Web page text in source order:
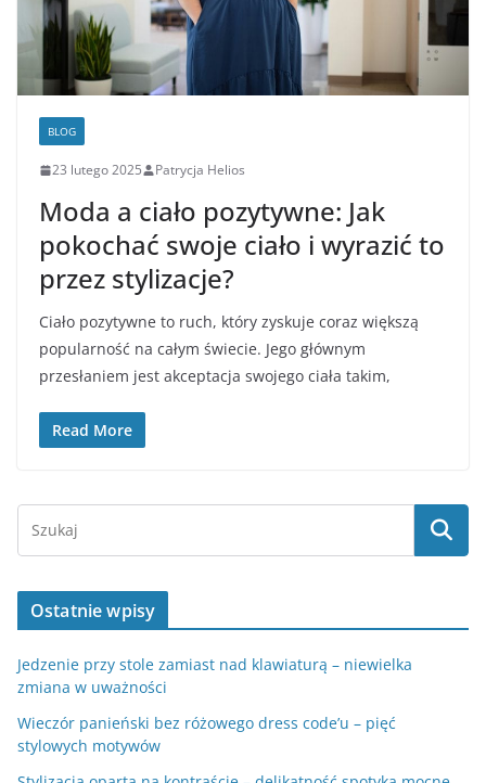
BLOG
23 lutego 2025 Patrycja Helios
Moda a ciało pozytywne: Jak
pokochać swoje ciało i wyrazić to
przez stylizacje?
Ciało pozytywne to ruch, który zyskuje coraz większą
popularność na całym świecie. Jego głównym
przesłaniem jest akceptacja swojego ciała takim,
Read More
Ostatnie wpisy
Jedzenie przy stole zamiast nad klawiaturą – niewielka
zmiana w uważności
Wieczór panieński bez różowego dress code’u – pięć
stylowych motywów